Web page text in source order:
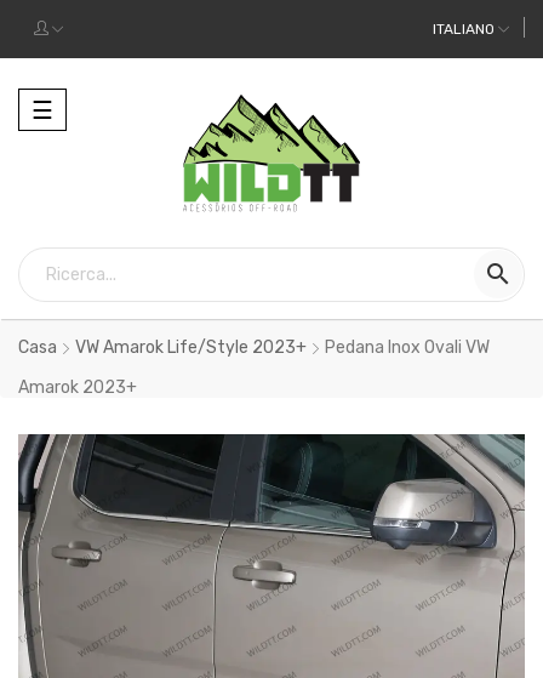
ITALIANO
Toggle
navigation
☰

Casa VW Amarok Life/Style 2023+
Pedana Inox Ovali VW
Amarok 2023+